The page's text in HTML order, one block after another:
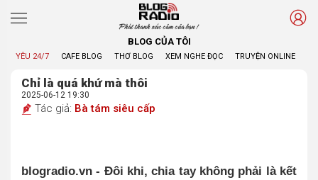
Phát thanh xúc cảm của bạn !
BLOG CỦA TÔI
YÊU 24/7 CAFE BLOG THƠ BLOG XEM NGHE ĐỌC TRUYỆN ONLINE
Chỉ là quá khứ mà thôi
2025-06-12 19:30
Tác giả: Bà tám siêu cấp
blogradio.vn - Đôi khi, chia tay không phải là kết